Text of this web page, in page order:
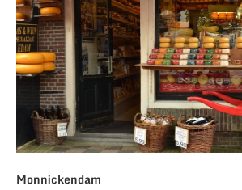
Monnickendam